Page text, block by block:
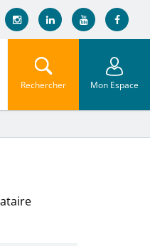
Mon Espace
Rechercher